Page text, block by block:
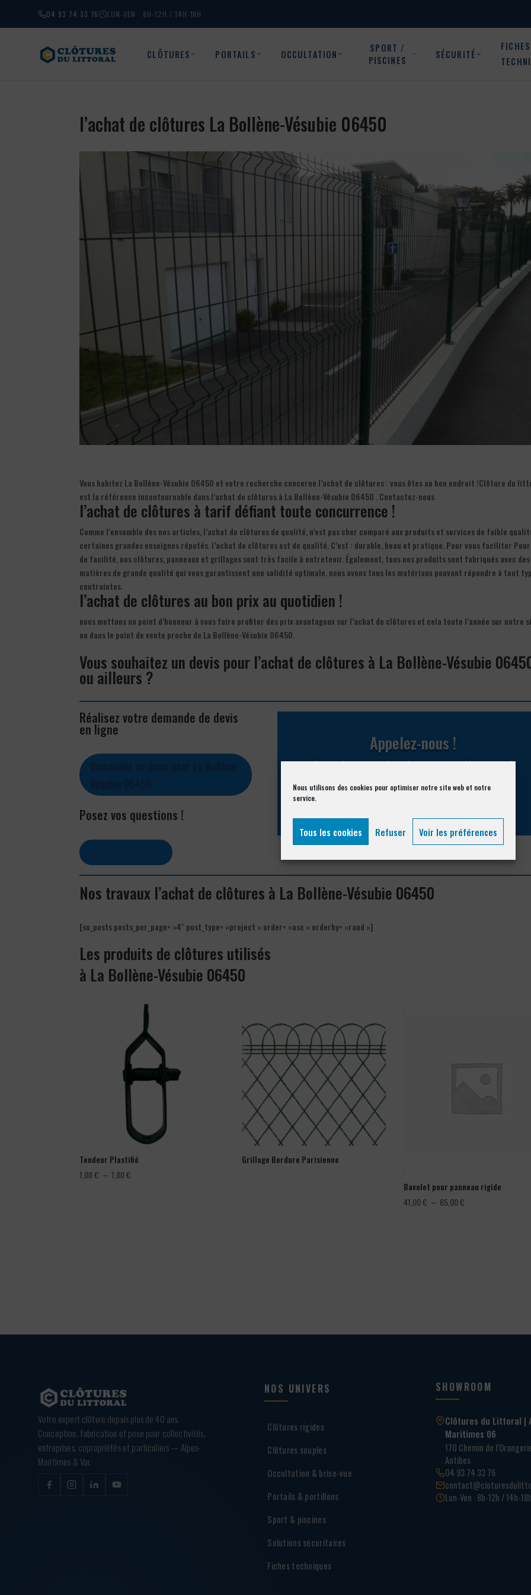
Nous utilisons des cookies pour optimiser notre site web et notre
service.
Tous les cookies Refuser Voir les préférences
04 93 74 33 76 LUN-VEN · 8H-12H / 14H-18H
CLÔTURES PORTAILS OCCULTATION
SPORT /
PISCINES
SÉCURITÉ
FICHES
l’achat de clôtures La Bollène-Vésubie 06450
Vous habitez La Bollène-Vésubie 06450 et votre recherche concerne l’achat de clôtures : vous êtes au bon endroit !Clôture du
est la référence incontournable dans l’achat de clôtures à La Bollène-Vésubie 06450 . Contactez-nous
l’achat de clôtures à tarif défiant toute concurrence !
Comme l’ensemble des nos articles, l’achat de clôtures de qualité, n’est pas cher comparé aux produits et services de faible
certaines grandes enseignes réputés. l’achat de clôtures est de qualité. C’est : durable, beau et pratique. Pour vous faciliter
de facilité, nos clôtures, panneaux et grillages sont très facile à entretenir. Également, tous nos produits sont fabriqués avec des
matières de grande qualité qui vous garantissent une solidité optimale. nous avons tous les matériaux pouvant répondre à tout
contraintes.
l’achat de clôtures au bon prix au quotidien !
nous mettons un point d’honneur à vous faire profiter des prix avantageux sur l’achat de clôtures et cela toute l’année sur notre
ou dans le point de vente proche de La Bollène-Vésubie 06450.
Vous souhaitez un devis pour l’achat de clôtures à La Bollène-Vésubie
ou ailleurs ?
Réalisez votre demande de devis
en ligne
Posez vos questions !
Appelez-nous !
Vous souhaitez avoir des informations complémentaires ?
04 93 74 33 76
Nos travaux l’achat de clôtures à La Bollène-Vésubie 06450
[su_posts posts_per_page= »4″ post_type= »project » order= »asc » orderby= »rand »]
Les produits de clôtures utilisés
à La Bollène-Vésubie 06450
Tendeur Plastifié
1,08€ – 1,80€
Grillage Bordure Parisienne
Bavolet pour panneau rigide
41,00€ – 65,00€
Votre expert clôture depuis plus de 40 ans.
Conception, fabrication et pose pour collectivités,
entreprises, copropriétés et particuliers — Alpes-
Maritimes & Var.
NOS UNIVERS
Clôtures rigides
Clôtures souples
Occultation & brise-vue
Portails & portillons
Sport & piscines
Solutions sécuritaires
Fiches techniques
SHOWROOM
Clôtures du Littoral |
Maritimes 06
170 Chemin de
Antibes
04 93 74 33 76
Lun-Ven · 8h-12h / 14h-18h